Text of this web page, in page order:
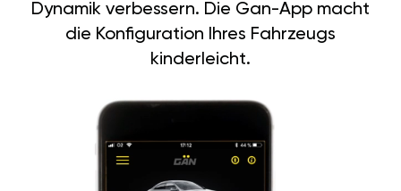
Dynamik verbessern. Die Gan-App macht
die Konfiguration Ihres Fahrzeugs
kinderleicht.